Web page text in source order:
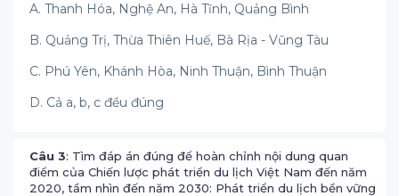
A. Thanh Hóa, Nghệ An, Hà Tĩnh, Quảng Bình
B. Quảng Trị, Thừa Thiên Huế, Bà Rịa - Vũng Tàu
C. Phú Yên, Khánh Hòa, Ninh Thuận, Bình Thuận
D. Cả a, b, c đều đúng
Câu 3: Tìm đáp án đúng để hoàn chỉnh nội dung quan
điểm của Chiến lược phát triển du lịch Việt Nam đến năm
2020, tầm nhìn đến năm 2030: Phát triển du lịch bền vững